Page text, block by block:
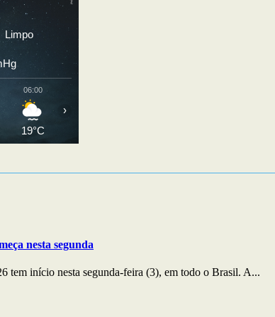
Limpo
06:00
19°C
›
nesta segunda
tem início nesta segunda-feira (3), em todo o Brasil. A...